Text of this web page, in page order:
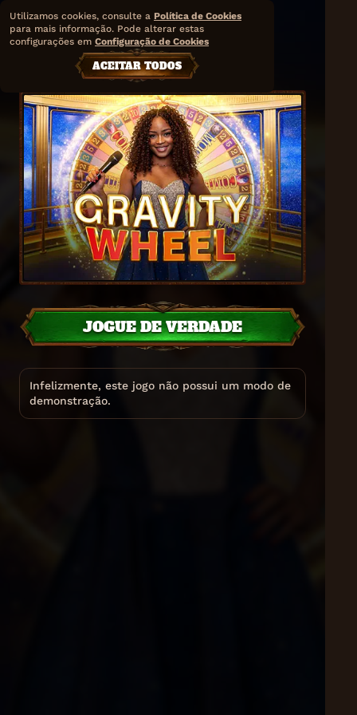
Gravity Wheel
JOGUE DE VERDADE
Infelizmente, este jogo não possui um modo de
demonstração.
Utilizamos cookies, consulte a Política de Cookies
para mais informação. Pode alterar estas
configurações em Configuração de Cookies
ACEITAR TODOS